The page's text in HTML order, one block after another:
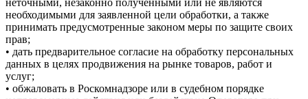
неточными, незаконно полученными или не являются
необходимыми для заявленной цели обработки, а также
принимать предусмотренные законом меры по защите своих
прав;
• дать предварительное согласие на обработку персональных
данных в целях продвижения на рынке товаров, работ и
услуг;
• обжаловать в Роскомнадзоре или в судебном порядке